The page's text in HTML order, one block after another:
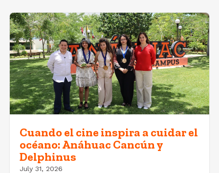
Cuando el cine inspira a cuidar el
océano: Anáhuac Cancún y
Delphinus
July 31, 2026